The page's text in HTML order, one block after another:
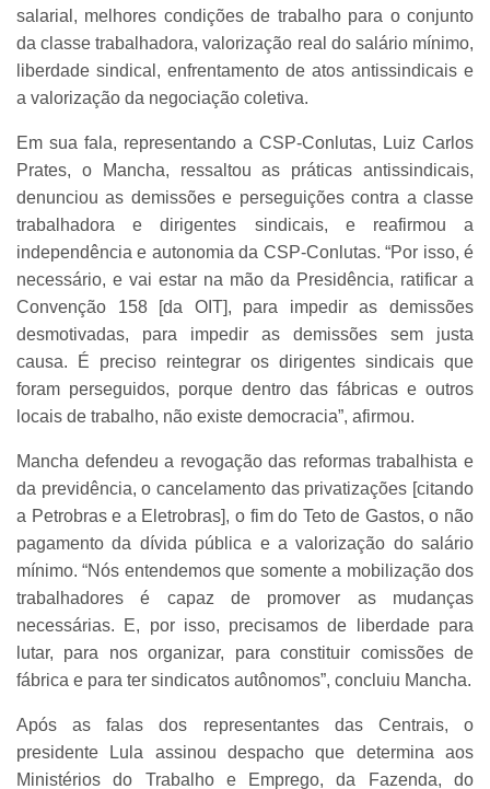
salarial, melhores condições de trabalho para o conjunto
da classe trabalhadora, valorização real do salário mínimo,
liberdade sindical, enfrentamento de atos antissindicais e
a valorização da negociação coletiva.
Em sua fala, representando a CSP-Conlutas, Luiz Carlos
Prates, o Mancha, ressaltou as práticas antissindicais,
denunciou as demissões e perseguições contra a classe
trabalhadora e dirigentes sindicais, e reafirmou a
independência e autonomia da CSP-Conlutas. “Por isso, é
necessário, e vai estar na mão da Presidência, ratificar a
Convenção 158 [da OIT], para impedir as demissões
desmotivadas, para impedir as demissões sem justa
causa. É preciso reintegrar os dirigentes sindicais que
foram perseguidos, porque dentro das fábricas e outros
locais de trabalho, não existe democracia”, afirmou.
Mancha defendeu a revogação das reformas trabalhista e
da previdência, o cancelamento das privatizações [citando
a Petrobras e a Eletrobras], o fim do Teto de Gastos, o não
pagamento da dívida pública e a valorização do salário
mínimo. “Nós entendemos que somente a mobilização dos
trabalhadores é capaz de promover as mudanças
necessárias. E, por isso, precisamos de liberdade para
lutar, para nos organizar, para constituir comissões de
fábrica e para ter sindicatos autônomos”, concluiu Mancha.
Após as falas dos representantes das Centrais, o
presidente Lula assinou despacho que determina aos
Ministérios do Trabalho e Emprego, da Fazenda, do